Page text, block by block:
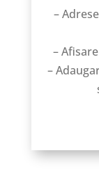
–
–
–